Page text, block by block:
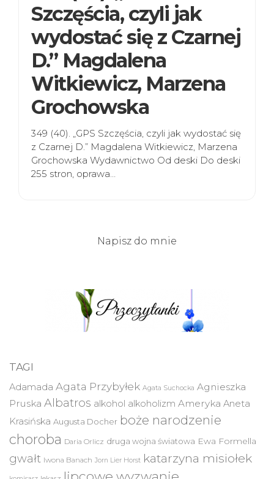
Szczęścia, czyli jak
wydostać się z Czarnej
D.” Magdalena
Witkiewicz, Marzena
Grochowska
349 (40). „GPS Szczęścia, czyli jak wydostać się
z Czarnej D.” Magdalena Witkiewicz, Marzena
Grochowska Wydawnictwo Od deski Do deski
255 stron, oprawa…
Napisz do mnie
TAGI
Adamada Agata Przybyłek Agata Suchocka Agnieszka
Pruska Albatros alkohol alkoholizm Ameryka Aneta
Krasińska Augusta Docher boże narodzenie
choroba Daria Orlicz druga wojna światowa Ewa Formella
gwałt Iwona Banach Jorn Lier Horst katarzyna misiołek